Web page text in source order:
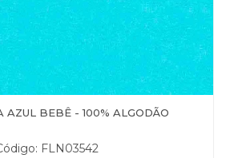
AZUL BEBÊ - 100% ALGODÃO
FLN03542